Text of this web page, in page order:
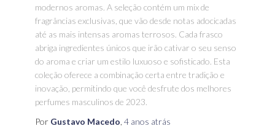
modernos aromas. A seleção contém um mix de
fragrâncias exclusivas, que vão desde notas adocicadas
até as mais intensas aromas terrosos. Cada frasco
abriga ingredientes únicos que irão cativar o seu senso
do aroma e criar um estilo luxuoso e sofisticado. Esta
coleção oferece a combinação certa entre tradição e
inovação, permitindo que você desfrute dos melhores
perfumes masculinos de 2023.
Por Gustavo Macedo 4 anos atrás